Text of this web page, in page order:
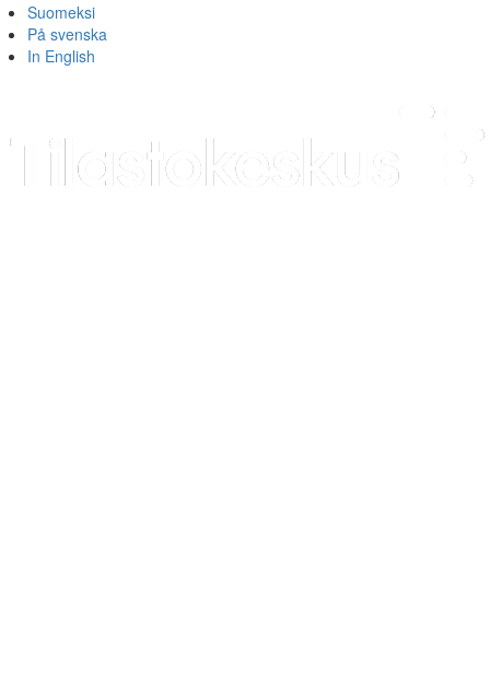
Suomeksi
På svenska
In English